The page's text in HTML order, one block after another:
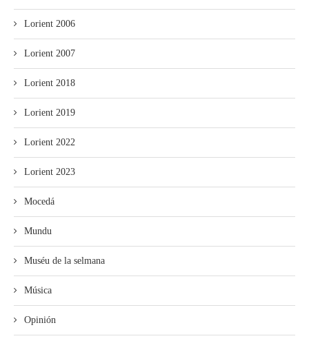
Lorient 2006
Lorient 2007
Lorient 2018
Lorient 2019
Lorient 2022
Lorient 2023
Mocedá
Mundu
Muséu de la selmana
Música
Opinión